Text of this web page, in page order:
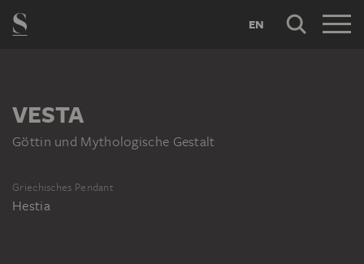
EN
VESTA
Göttin und Mythologische Gestalt
Griechisches Pendant
Hestia